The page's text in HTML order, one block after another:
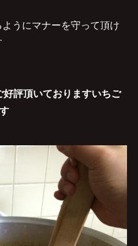
うにマナーを守って頂け
評頂いておりますいちご